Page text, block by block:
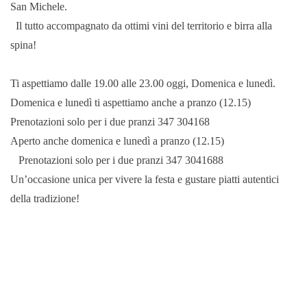
San Michele.
Il tutto accompagnato da ottimi vini del territorio e birra alla
spina!
Ti aspettiamo dalle 19.00 alle 23.00 oggi, Domenica e lunedì.
Domenica e lunedì ti aspettiamo anche a pranzo (12.15)
Prenotazioni solo per i due pranzi 347 304168
Aperto anche domenica e lunedì a pranzo (12.15)
Prenotazioni solo per i due pranzi 347 3041688
Un’occasione unica per vivere la festa e gustare piatti autentici
della tradizione!